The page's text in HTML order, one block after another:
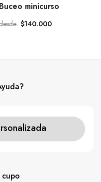
Buceo minicurso
desde $140.000